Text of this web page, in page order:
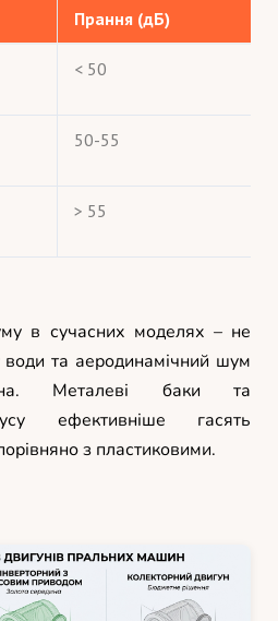
Прання (дБ)
< 50
50-55
> 55
в сучасних моделях – не
води та аеродинамічний шум
Металеві баки та
ефективніше гасять
з пластиковими.